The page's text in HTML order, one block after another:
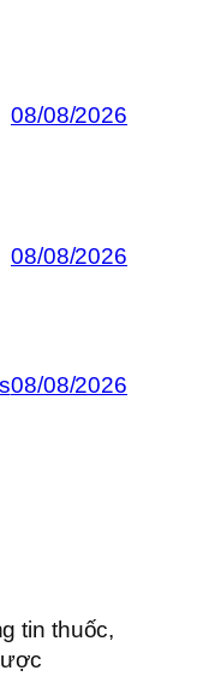
08/08/2026
08/08/2026
08/08/2026
tin thuốc,